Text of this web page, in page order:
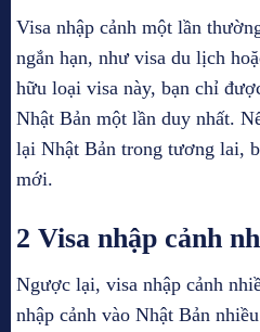
Visa nhập cảnh một lần
ngắn hạn, như visa du lịch
hữu loại visa này, bạn chỉ
Nhật Bản một lần duy nhất.
lại Nhật Bản trong tương lai,
mới.
2 Visa nhập cảnh
Ngược lại, visa nhập cảnh
nhập cảnh vào Nhật Bản